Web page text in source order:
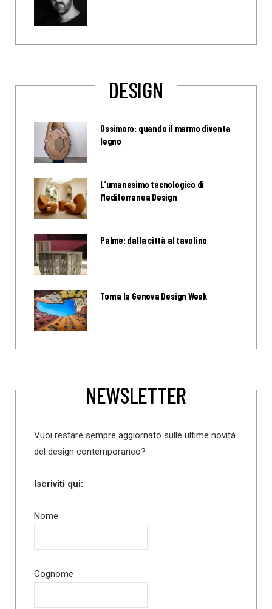
DESIGN
Ossimoro: quando il marmo diventa
legno
L’umanesimo tecnologico di
Mediterranea Design
Palme: dalla città al tavolino
Torna la Genova Design Week
NEWSLETTER
Vuoi restare sempre aggiornato sulle ultime novità
del design contemporaneo?
Iscriviti qui:
Nome
Cognome